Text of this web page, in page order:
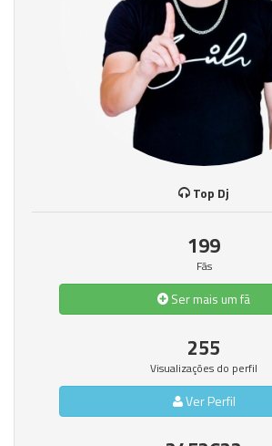
Top Dj
199
Fãs
Ser mais um fã
255
Visualizações do perfil
Ver Perfil